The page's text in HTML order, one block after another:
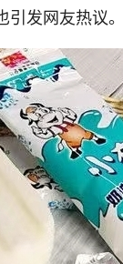
发网友热议。